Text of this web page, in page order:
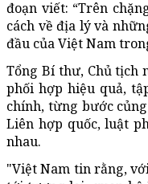
đoạn viết: “Trên
cách về địa lý và
đầu của Việt Nam
Tổng Bí thư, Chủ tịch
phối hợp hiệu quả,
chính, từng bước
Liên hợp quốc, luật
nhau.
"Việt Nam tin rằng,